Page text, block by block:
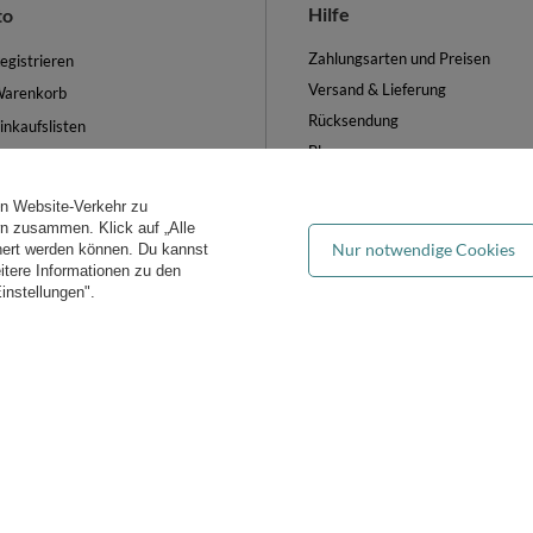
verwalten
Hilfe
Zahlungsarten und Preisen
Versand & Lieferung
Rücksendung
Blog
Website-Verkehr zu
zusammen. Klick auf „Alle
werden können. Du kannst
Informationen zu den
Nur notwendige Cookies